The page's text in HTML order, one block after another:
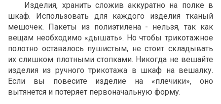
Изделия, хранить сложив аккуратно на полке в
шкаф. Использовать для каждого изделия тканый
мешочек. Пакеты из полиэтилена - нельзя, так как
вещам необходимо «дышать». Но чтобы трикотажное
полотно оставалось пушистым, не стоит складывать
их слишком плотными стопками. Никогда не вешайте
изделия из ручного трикотажа в шкаф на вешалку.
Если вы повесите изделие на «плечики», оно
вытянется и потеряет первоначальную форму.